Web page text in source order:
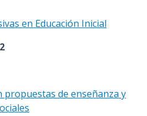
en Educación Inicial
propuestas de enseñanza y